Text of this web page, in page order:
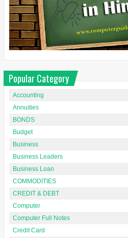
Popular Category
Accounting
Annuities
BONDS
Budget
Business
Business Leaders
Business Loan
COMMODITIES
CREDIT & DEBT
Computer
Computer Full Notes
Credit Card